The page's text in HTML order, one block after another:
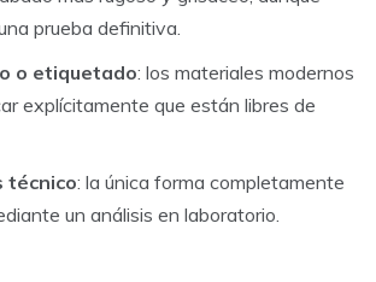
prueba definitiva.
o etiquetado: los materiales modernos
explícitamente que están libres de
técnico: la única forma completamente
un análisis en laboratorio.